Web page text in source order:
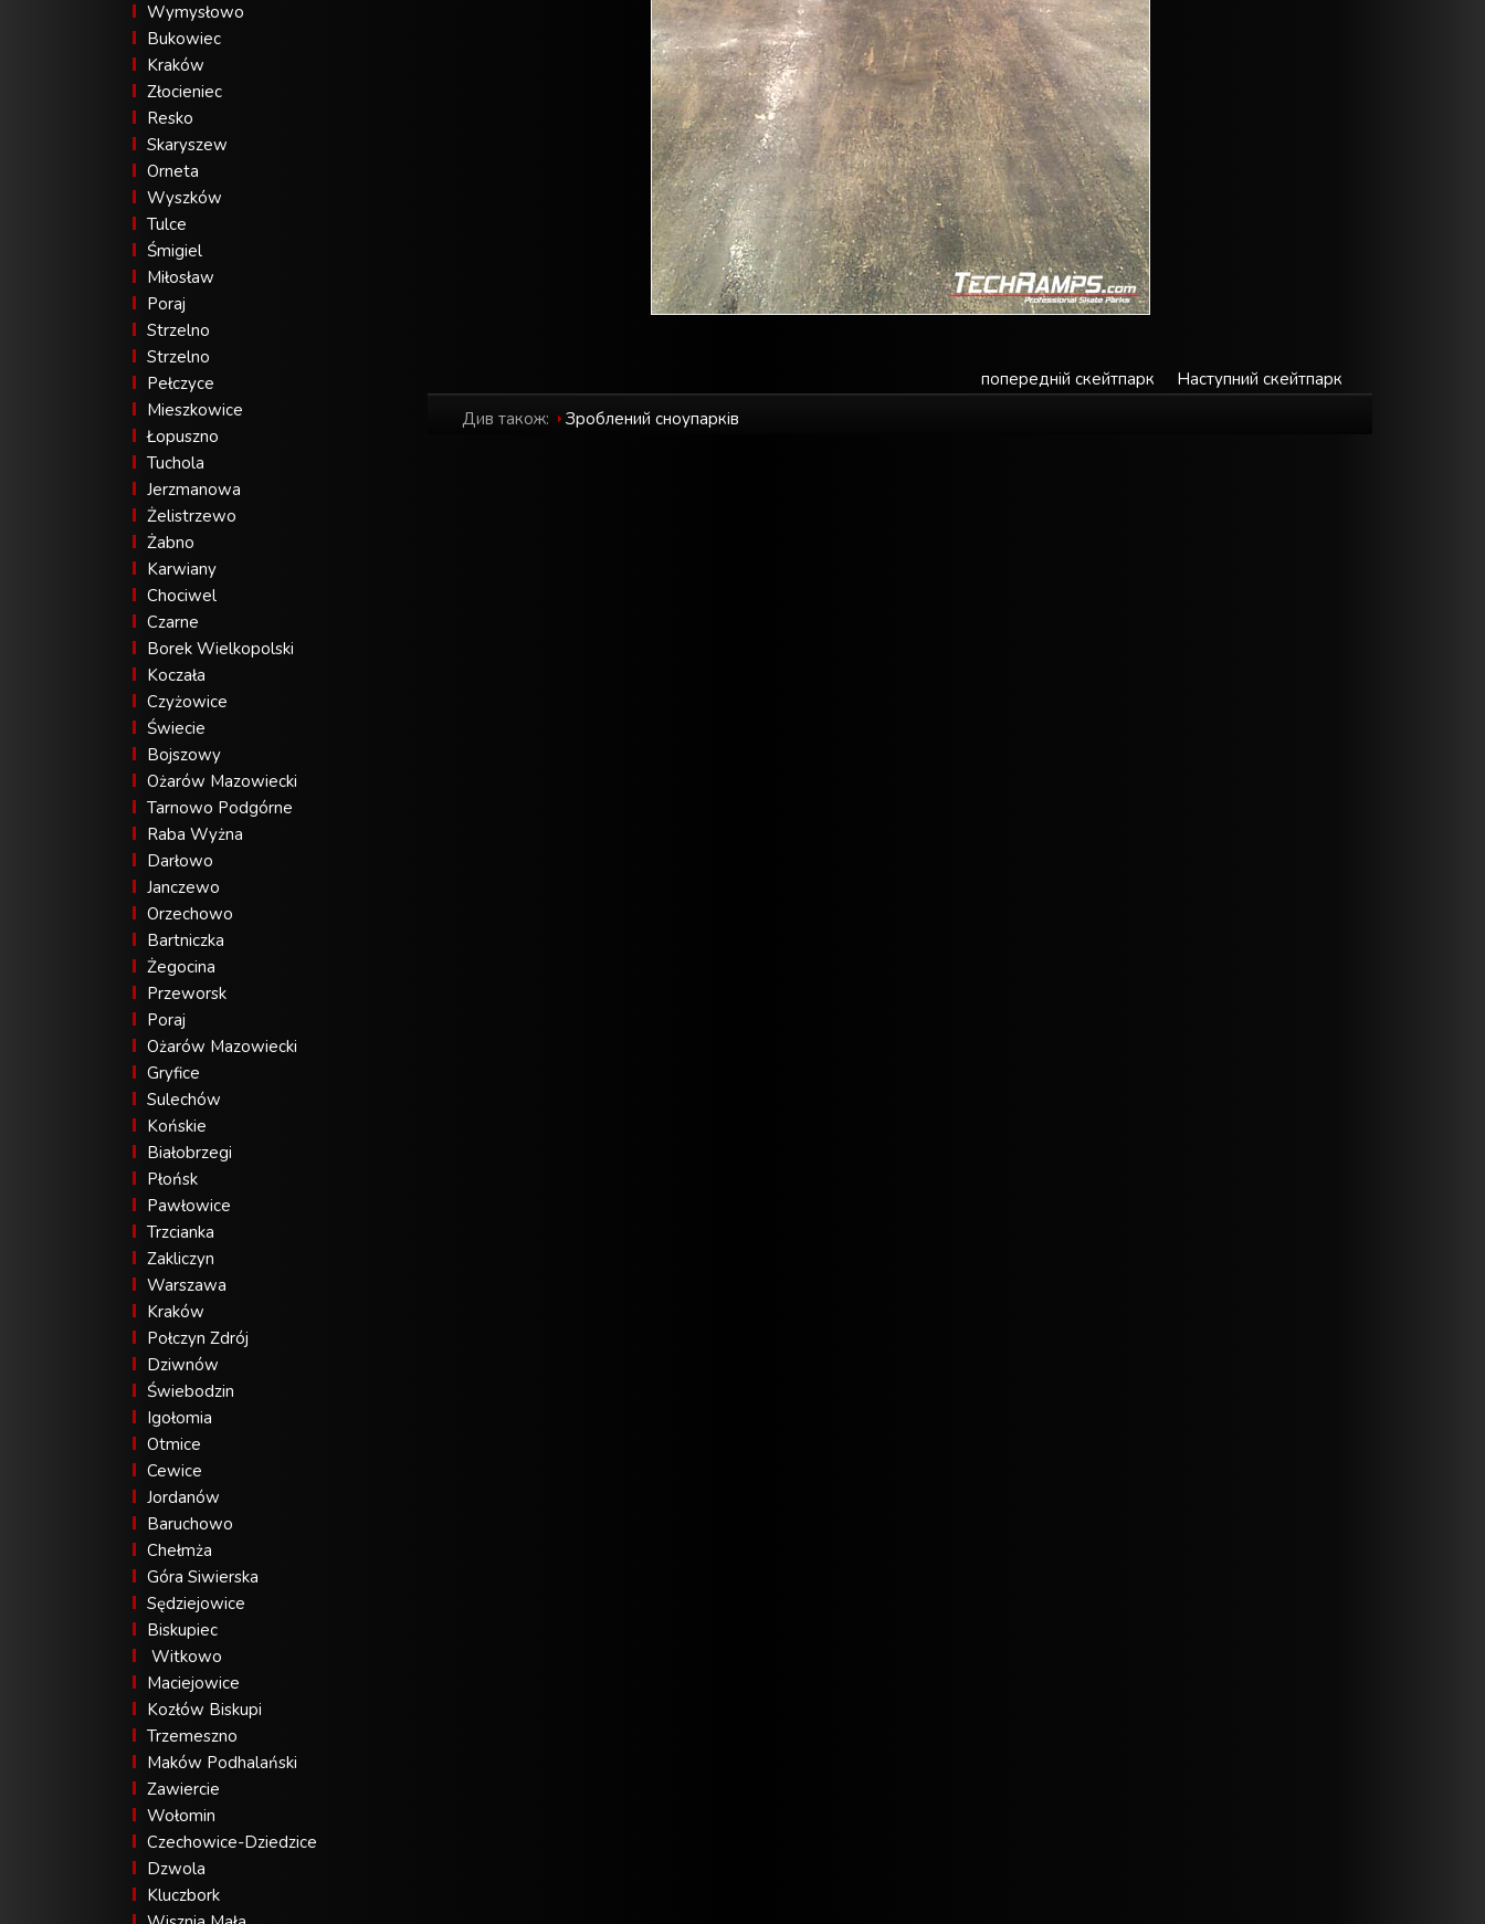
Wymysłowo
Bukowiec
Kraków
Złocieniec
Resko
Skaryszew
Orneta
Wyszków
Tulce
Śmigiel
Miłosław
Poraj
Strzelno
Strzelno
Pełczyce
Mieszkowice
Łopuszno
Tuchola
Jerzmanowa
Żelistrzewo
Żabno
Karwiany
Chociwel
Czarne
Borek Wielkopolski
Koczała
Czyżowice
Świecie
Bojszowy
Ożarów Mazowiecki
Tarnowo Podgórne
Raba Wyżna
Darłowo
Janczewo
Orzechowo
Bartniczka
Żegocina
Przeworsk
Poraj
Ożarów Mazowiecki
Gryfice
Sulechów
Końskie
Białobrzegi
Płońsk
Pawłowice
Trzcianka
Zakliczyn
Warszawa
Kraków
Połczyn Zdrój
Dziwnów
Świebodzin
Igołomia
Otmice
Cewice
Jordanów
Baruchowo
Chełmża
Góra Siwierska
Sędziejowice
Biskupiec
Witkowo
Maciejowice
Kozłów Biskupi
Trzemeszno
Maków Podhalański
Zawiercie
Wołomin
Czechowice-Dziedzice
Dzwola
Kluczbork
Наступний скейтпарк
попередній скейтпарк
Див також:
Зроблений cноупарків